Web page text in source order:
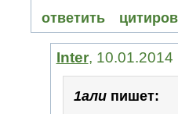
ответить
Inter, 10.01.2014
1алипишет: